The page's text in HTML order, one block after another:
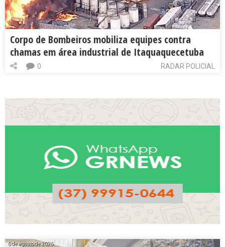
Corpo de Bombeiros mobiliza equipes contra
chamas em área industrial de Itaquaquecetuba
RADAR POLICIAL
0
6 de agosto de 2026